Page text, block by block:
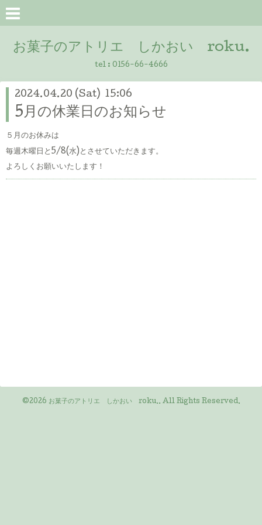
お菓子のアトリエ しかおい roku.
tel : 0156-66-4666
2024.04.20 (Sat) 15:06
5月の休業日のお知らせ
５月のお休みは
毎週木曜日と5/8(水)とさせていただきます。
よろしくお願いいたします！
©2026 お菓子のアトリエ しかおい roku.. All Rights Reserved.